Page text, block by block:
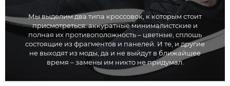
Мы выделим два типа кроссовок, к которым стоит
присмотреться: аккуратные минималистские и
полная их противоположность – цветные, сплошь
состоящие из фрагментов и панелей. И те, и другие
не выходят из моды, да и не выйдут в ближайшее
время – замены им никто не придумал.